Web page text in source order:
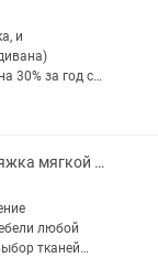
и
30% за год с
Реставрация, перетяжка мягкой мебели
любой
тканей